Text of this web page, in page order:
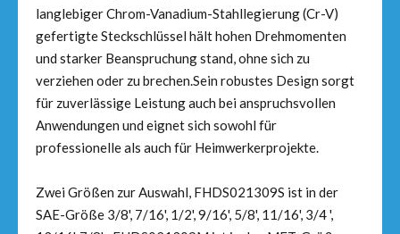
langlebiger Chrom-Vanadium-Stahllegierung (Cr-V)
gefertigte Steckschlüssel hält hohen Drehmomenten
und starker Beanspruchung stand, ohne sich zu
verziehen oder zu brechen.Sein robustes Design sorgt
für zuverlässige Leistung auch bei anspruchsvollen
Anwendungen und eignet sich sowohl für
professionelle als auch für Heimwerkerprojekte.
Zwei Größen zur Auswahl, FHDS021309S ist in der
SAE-Größe 3/8', 7/16', 1/2', 9/16', 5/8', 11/16', 3/4 ',